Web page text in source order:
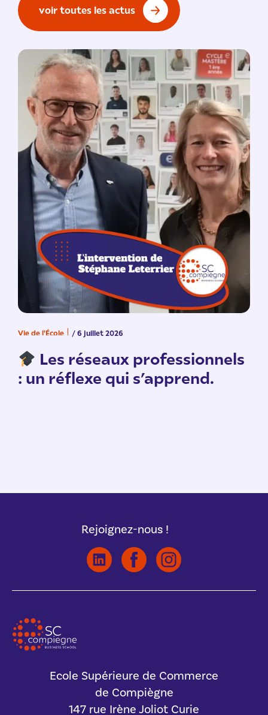
voir toutes les actus
Vie de l'École / 6 juillet 2026
Les réseaux professionnels
: un réflexe qui s’apprend.
Rejoignez-nous !
Ecole Supérieure de Commerce
de Compiègne
147 rue Irène Joliot Curie